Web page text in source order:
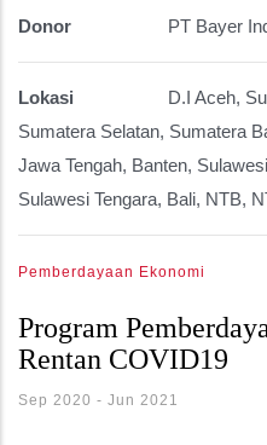
Donor PT Bayer
Lokasi
D.I Aceh,
Sumatera Selatan, Sumatera
Jawa Tengah, Banten,
Sulawesi Tengara, Bali, NTB,
Pemberdayaan Ekonomi
Program
Rentan COVID19
Sep 2020 - Jun 2021